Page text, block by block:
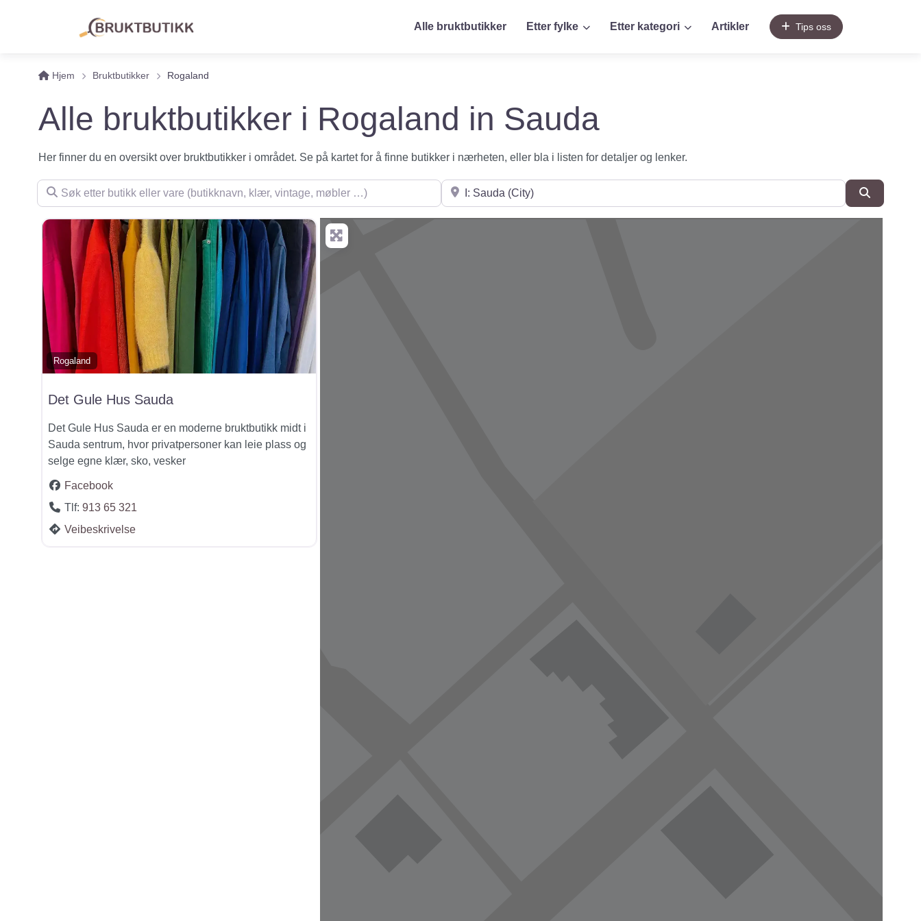
Alle bruktbutikker Etter fylke Etter kategori Artikler Tips oss
Hjem Bruktbutikker Rogaland
Alle bruktbutikker i Rogaland in Sauda
Her finner du en oversikt over bruktbutikker i området. Se på kartet for å finne butikker i nærheten, eller bla i listen for detaljer og lenker.
Søk etter butikk eller vare (butikknavn, klær, vintage, møbler …) Søk i nærheten
Rogaland
Det Gule Hus Sauda
Det Gule Hus Sauda er en moderne bruktbutikk midt i
Sauda sentrum, hvor privatpersoner kan leie plass og
selge egne klær, sko, vesker
Facebook
Tlf: 913 65 321
Veibeskrivelse